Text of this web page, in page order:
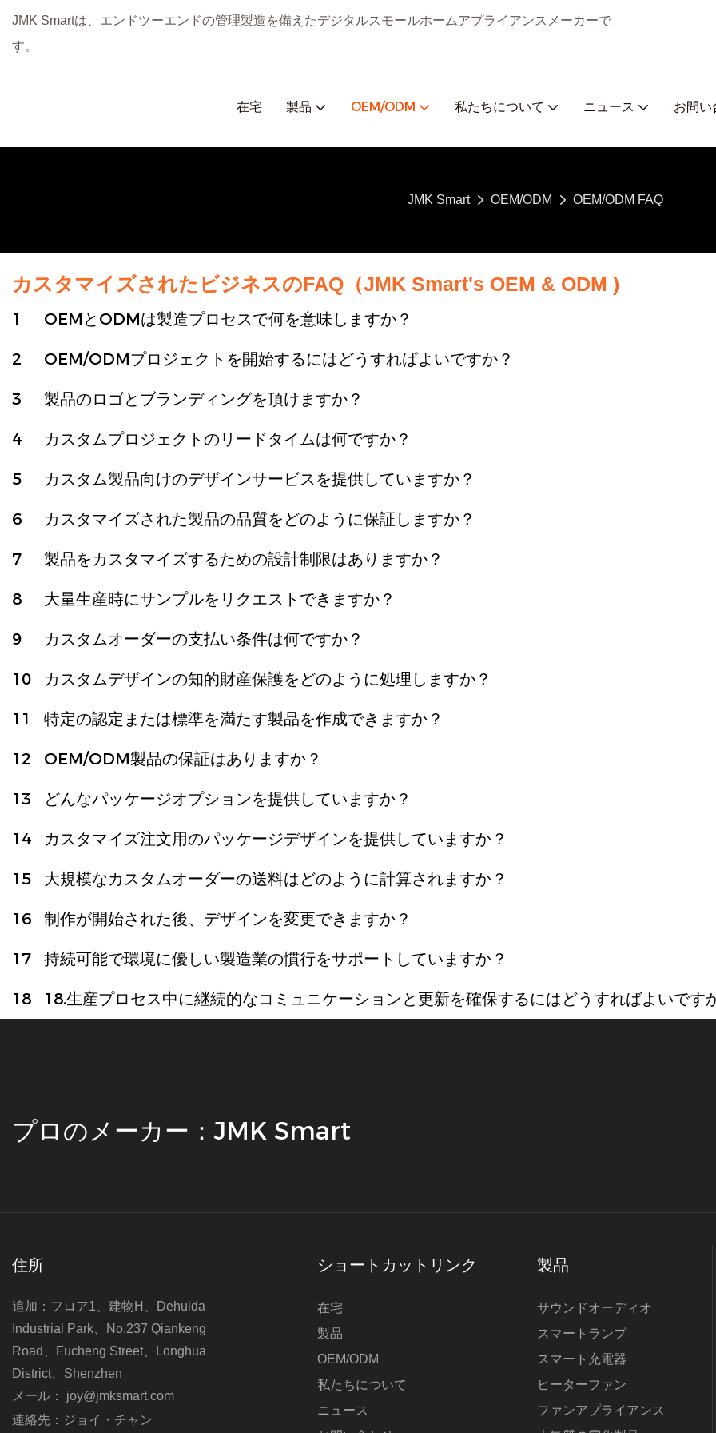
JMK Smartは、エンドツーエンドの管理製造を備えたデジタルスモールホームアプライアンスメーカーで
す。
在宅 製品 OEM/ODM 私たちについて ニュース お問い
JMK Smart OEM/ODM OEM/ODM FAQ
カスタマイズされたビジネスのFAQ（JMK Smart's OEM & ODM )
1 OEMとODMは製造プロセスで何を意味しますか？
2 OEM/ODMプロジェクトを開始するにはどうすればよいですか？
3 製品のロゴとブランディングを頂けますか？
4 カスタムプロジェクトのリードタイムは何ですか？
5 カスタム製品向けのデザインサービスを提供していますか？
6 カスタマイズされた製品の品質をどのように保証しますか？
7 製品をカスタマイズするための設計制限はありますか？
8 大量生産時にサンプルをリクエストできますか？
9 カスタムオーダーの支払い条件は何ですか？
10 カスタムデザインの知的財産保護をどのように処理しますか？
11 特定の認定または標準を満たす製品を作成できますか？
12 OEM/ODM製品の保証はありますか？
13 どんなパッケージオプションを提供していますか？
14 カスタマイズ注文用のパッケージデザインを提供していますか？
15 大規模なカスタムオーダーの送料はどのように計算されますか？
16 制作が開始された後、デザインを変更できますか？
17 持続可能で環境に優しい製造業の慣行をサポートしていますか？
18 18.生産プロセス中に継続的なコミュニケーションと更新を確保するにはどうすればよいです
プロのメーカー：JMK Smart
住所
追加：フロア1、建物H、Dehuida
Industrial Park、No.237 Qiankeng
Road、Fucheng Street、Longhua
District、Shenzhen
メール： joy@jmksmart.com
連絡先：ジョイ・チャン
ショートカットリンク
在宅
製品
OEM/ODM
私たちについて
ニュース
製品
サウンドオーディオ
スマートランプ
スマート充電器
ヒーターファン
ファンアプライアンス